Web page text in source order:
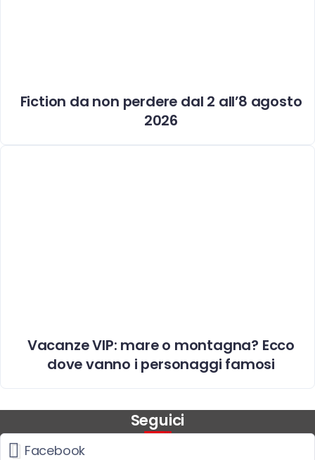
Fiction da non perdere dal 2 all’8 agosto
2026
Vacanze VIP: mare o montagna? Ecco
dove vanno i personaggi famosi
Seguici
Facebook